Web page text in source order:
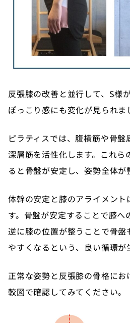
反張膝の改善と並行して、S様
ぽっこり感にも変化が見られま
ピラティスでは、腹横筋や骨
深層筋を活性化します。これら
ると骨盤が安定し、姿勢全体が
体幹の安定と膝のアライメント
す。骨盤が安定することで膝へ
逆に膝の位置が整うことで骨盤
やすくなるという、良い循環が
正常な姿勢と反張膝の骨格に
較図で確認してみてください。